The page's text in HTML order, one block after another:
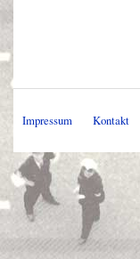
Impressum Kontakt